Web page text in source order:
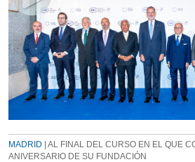
MADRID | AL FINAL DEL CURSO EN EL QUE
ANIVERSARIO DE SU FUNDACIÓN